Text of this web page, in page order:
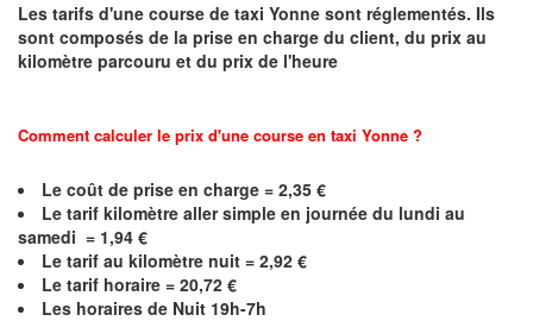
Les tarifs d'une course de taxi Yonne sont réglementés. Ils
sont composés de la prise en charge du client, du prix au
kilomètre parcouru et du prix de l'heure
Comment calculer le prix d'une course en taxi Yonne ?
Le coût de prise en charge = 2,35 €
Le tarif kilomètre aller simple en journée du lundi au
samedi = 1,94 €
Le tarif au kilomètre nuit = 2,92 €
Le tarif horaire = 20,72 €
Les horaires de Nuit 19h-7h